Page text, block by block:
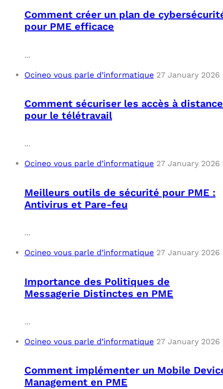
Comment créer un plan de
pour PME efficace
...
Ocineo vous parle d’informatique 27 January 2026
Comment sécuriser les accès à distance
pour le télétravail
...
Ocineo vous parle d’informatique 27 January 2026
Meilleurs outils de sécurité pour PME :
Antivirus et Pare-feu
...
Ocineo vous parle d’informatique 27 January 2026
Importance des Politiques de
Messagerie Distinctes en PME
...
Ocineo vous parle d’informatique 27 January 2026
Comment implémenter un Mobile
Management en PME